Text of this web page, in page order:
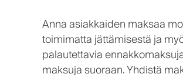
Anna asiakkaiden maksaa
toimimatta jättämisestä ja
palautettavia
maksuja suoraan. Yhdistä